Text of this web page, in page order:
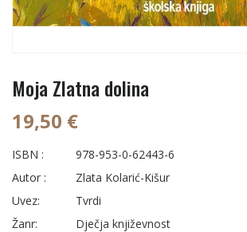
Moja Zlatna dolina
19,50 €
ISBN :
978-953-0-62443-6
Autor :
Zlata Kolarić-Kišur
Uvez:
Tvrdi
Žanr:
Dječja književnost